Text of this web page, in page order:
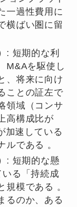
一過性費用に
横ばい圏に留
: 短期的な利
M&Aを駆使し
、将来に向け
ことの証左で
領域（コンサ
高構成比が
加速している
ルである 。
: 短期的な懸
る「持続成
規模である 。
るのか、ある